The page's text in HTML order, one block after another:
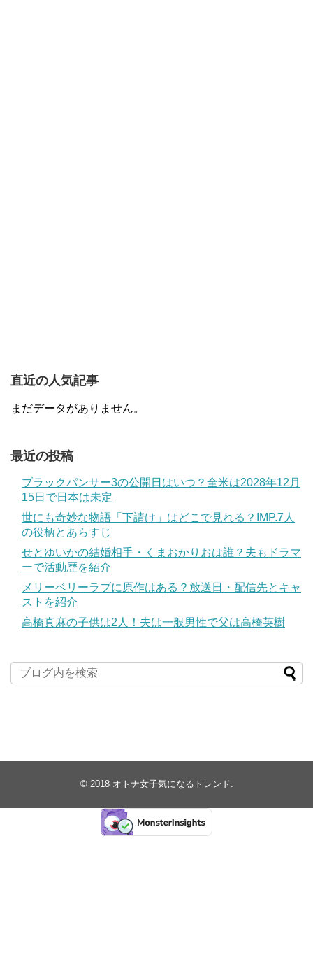
直近の人気記事
まだデータがありません。
最近の投稿
ブラックパンサー3の公開日はいつ？全米は2028年12月
15日で日本は未定
世にも奇妙な物語「下請け」はどこで見れる？IMP.7人
の役柄とあらすじ
せとゆいかの結婚相手・くまおかりおは誰？夫もドラマ
ーで活動歴を紹介
メリーベリーラブに原作はある？放送日・配信先とキャ
ストを紹介
高橋真麻の子供は2人！夫は一般男性で父は高橋英樹
© 2018 オトナ女子気になるトレンド.